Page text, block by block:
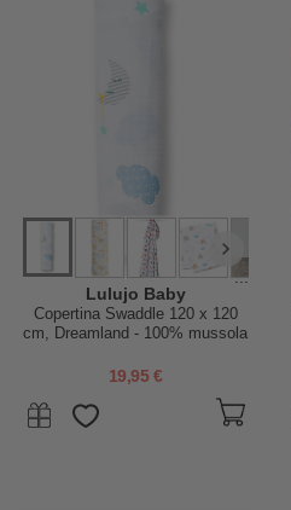
...
Lulujo Baby
Copertina Swaddle 120 x 120
cm, Dreamland - 100% mussola
19,95 €